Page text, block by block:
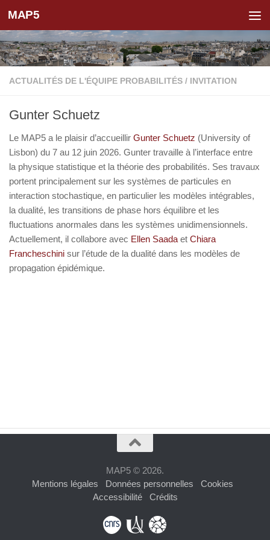
Skip to content
MAP5
ACTUALITÉS DE L'ÉQUIPE PROBABILITÉS / INVITATION
Gunter Schuetz
Le MAP5 a le plaisir d’accueillir Gunter Schuetz (University of
Lisbon) du 7 au 12 juin 2026. Gunter travaille à l’interface entre
la physique statistique et la théorie des probabilités. Ses travaux
portent principalement sur les systèmes de particules en
interaction stochastique, en particulier les modèles intégrables,
la dualité, les transitions de phase hors équilibre et les
fluctuations anormales dans les systèmes unidimensionnels.
Actuellement, il collabore avec Ellen Saada et Chiara
Francheschini sur l’étude de la dualité dans les modèles de
propagation épidémique.
MAP5 © 2026.
Mentions légales
Données personnelles
Cookies
Accessibilité
Crédits